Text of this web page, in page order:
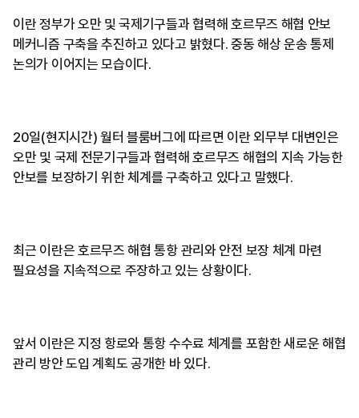
이란 정부가 오만 및 국제기구들과 협력해 호르무즈 해협 안보
메커니즘 구축을 추진하고 있다고 밝혔다. 중동 해상 운송 통제
논의가 이어지는 모습이다.
20일(현지시간) 월터 블룸버그에 따르면 이란 외무부 대변인은
오만 및 국제 전문기구들과 협력해 호르무즈 해협의 지속 가능한
안보를 보장하기 위한 체계를 구축하고 있다고 말했다.
최근 이란은 호르무즈 해협 통항 관리와 안전 보장 체계 마련
필요성을 지속적으로 주장하고 있는 상황이다.
앞서 이란은 지정 항로와 통항 수수료 체계를 포함한 새로운 해협
관리 방안 도입 계획도 공개한 바 있다.